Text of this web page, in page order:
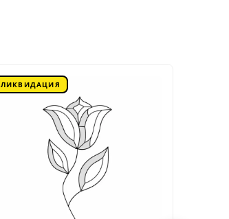
ЛИКВИДАЦИЯ